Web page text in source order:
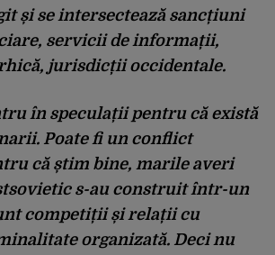
și se intersectează sancțiuni
servicii de informații,
jurisdicții occidentale.
în speculații pentru că există
Poate fi un conflict
că știm bine, marile averi
s-au construit într-un
competiții și relații cu
organizată. Deci nu